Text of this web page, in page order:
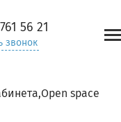
761 56 21
звонок
space